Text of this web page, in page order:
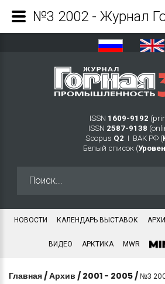
ISSN 1609-9192
ISSN 2587-9138
Scopus Q2 Ι ВАК РФ (
Белый список (
НОВОСТИ КАЛЕНДАРЬ ВЫСТАВОК
ВИДЕО АРКТИКА MWR
Главная /Архив / 2001 - 2005 / №3